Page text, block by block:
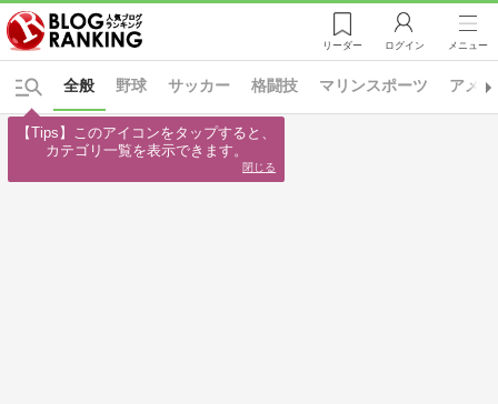
リーダー ログイン メニュー
野球 サッカー 格闘技 マリンスポーツ アメ
全般
【Tips】このアイコンをタップすると、
カテゴリ一覧を表示できます。
閉じる